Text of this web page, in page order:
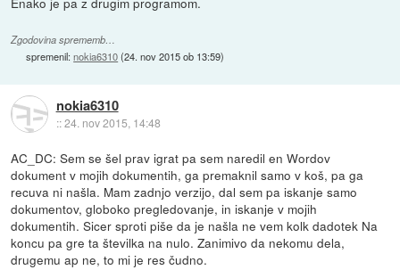
Zgodovina sprememb…
spremenil:nokia6310(24. nov 2015 ob 13:59)
nokia6310
::24. nov 2015, 14:48
AC_DC: Sem se šel prav igrat pa sem naredil en Wordov
dokument v mojih dokumentih, ga premaknil samo v koš, pa ga
recuva ni našla. Mam zadnjo verzijo, dal sem pa iskanje samo
dokumentov, globoko pregledovanje, in iskanje v mojih
dokumentih. Sicer sproti piše da je našla ne vem kolk dadotek Na
koncu pa gre ta številka na nulo. Zanimivo da nekomu dela,
drugemu ap ne, to mi je res čudno.